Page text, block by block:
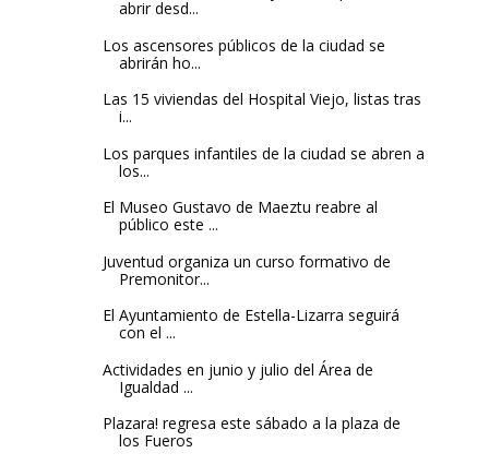
abrir desd...
Los ascensores públicos de la ciudad se
abrirán ho...
Las 15 viviendas del Hospital Viejo, listas tras
i...
Los parques infantiles de la ciudad se abren a
los...
El Museo Gustavo de Maeztu reabre al
público este ...
Juventud organiza un curso formativo de
Premonitor...
El Ayuntamiento de Estella-Lizarra seguirá
con el ...
Actividades en junio y julio del Área de
Igualdad ...
Plazara! regresa este sábado a la plaza de
los Fueros